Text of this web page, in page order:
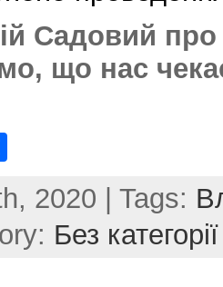
Садовий про
що нас
ar
e
2020 | Tags:
Без категорії